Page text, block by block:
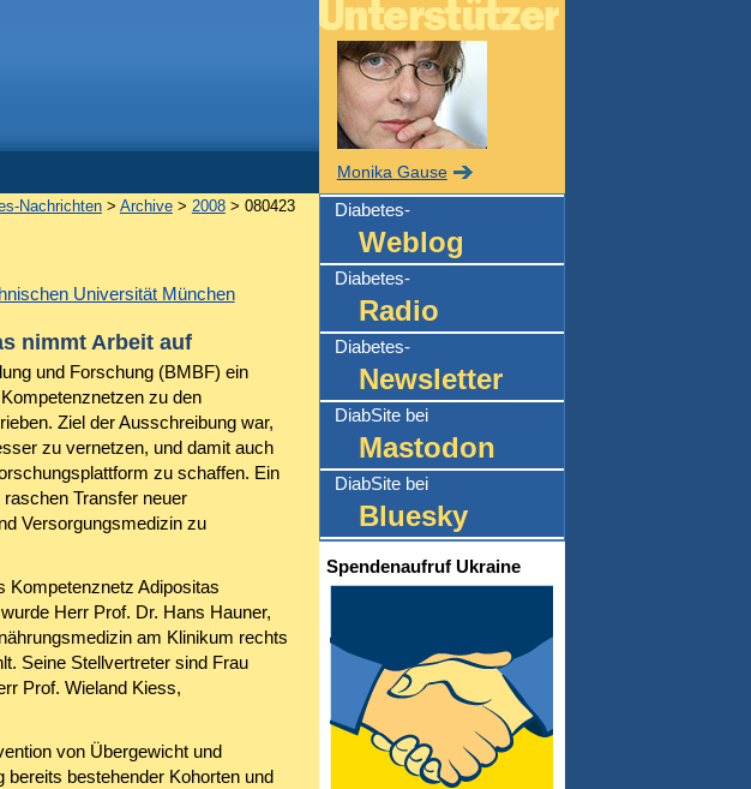
Nachrichten> Archive> 2008> 080423
Universität München
nimmt Arbeit auf
und Forschung (BMBF) ein
zu den
Ziel der Ausschreibung war,
zu vernetzen, und damit auch
zu schaffen. Ein
Transfer neuer
Versorgungsmedizin zu
Kompetenznetz Adipositas
Herr Prof. Dr. Hans Hauner,
am Klinikum rechts
Seine Stellvertreter sind Frau
Prof. Wieland Kiess,
von Übergewicht und
bestehender Kohorten und
Monika Gause
Diabetes-
Weblog
Diabetes-
Radio
Diabetes-
Newsletter
DiabSite bei
Mastodon
DiabSite bei
Bluesky
Spendenaufruf Ukraine